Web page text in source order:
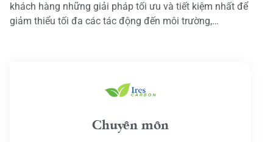
khách hàng những giải pháp tối ưu và tiết kiệm nhất để
giảm thiểu tối đa các tác động đến môi trường,…
Chuyên môn